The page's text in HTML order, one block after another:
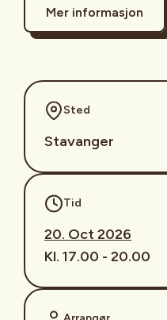
Mer informasjon
Sted
Stavanger
Tid
20. Oct 2026
Kl. 17.00 - 20.00